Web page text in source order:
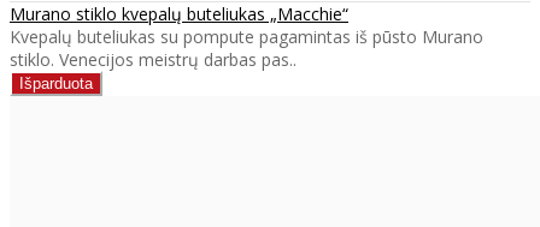
Murano stiklo kvepalų buteliukas „Macchie“
Kvepalų buteliukas su pompute pagamintas iš pūsto Murano
stiklo. Venecijos meistrų darbas pas..